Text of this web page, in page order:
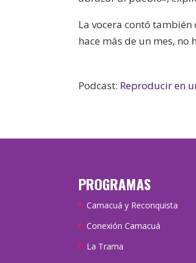
La vocera contó
hace más de un mes,
Podcast: Reproducir en
PROGRAMAS
Camacuá y Reconquista
Conexión Camacuá
La Trama